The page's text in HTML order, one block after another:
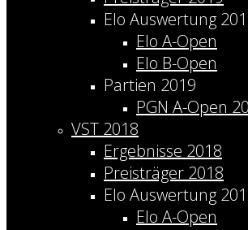
Elo Auswertung
Elo A-Open
Elo B-Open
Partien 2019
PGN A-Open
VST 2018
Ergebnisse 2018
Preisträger 2018
Elo Auswertung
Elo A-Open